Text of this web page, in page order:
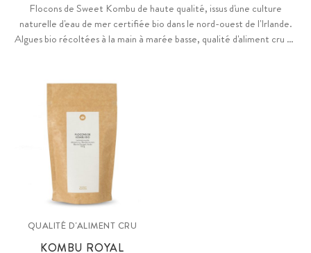
Flocons de Sweet Kombu de haute qualité, issus d'une culture
naturelle d'eau de mer certifiée bio dans le nord-ouest de l'Irlande.
Algues bio récoltées à la main à marée basse, qualité d'aliment cru de
QUALITÉ D'ALIMENT CRU
KOMBU ROYAL